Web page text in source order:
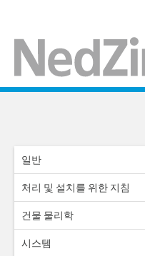
일반
처리 및 설치를 위한 지침
건물 물리학
시스템